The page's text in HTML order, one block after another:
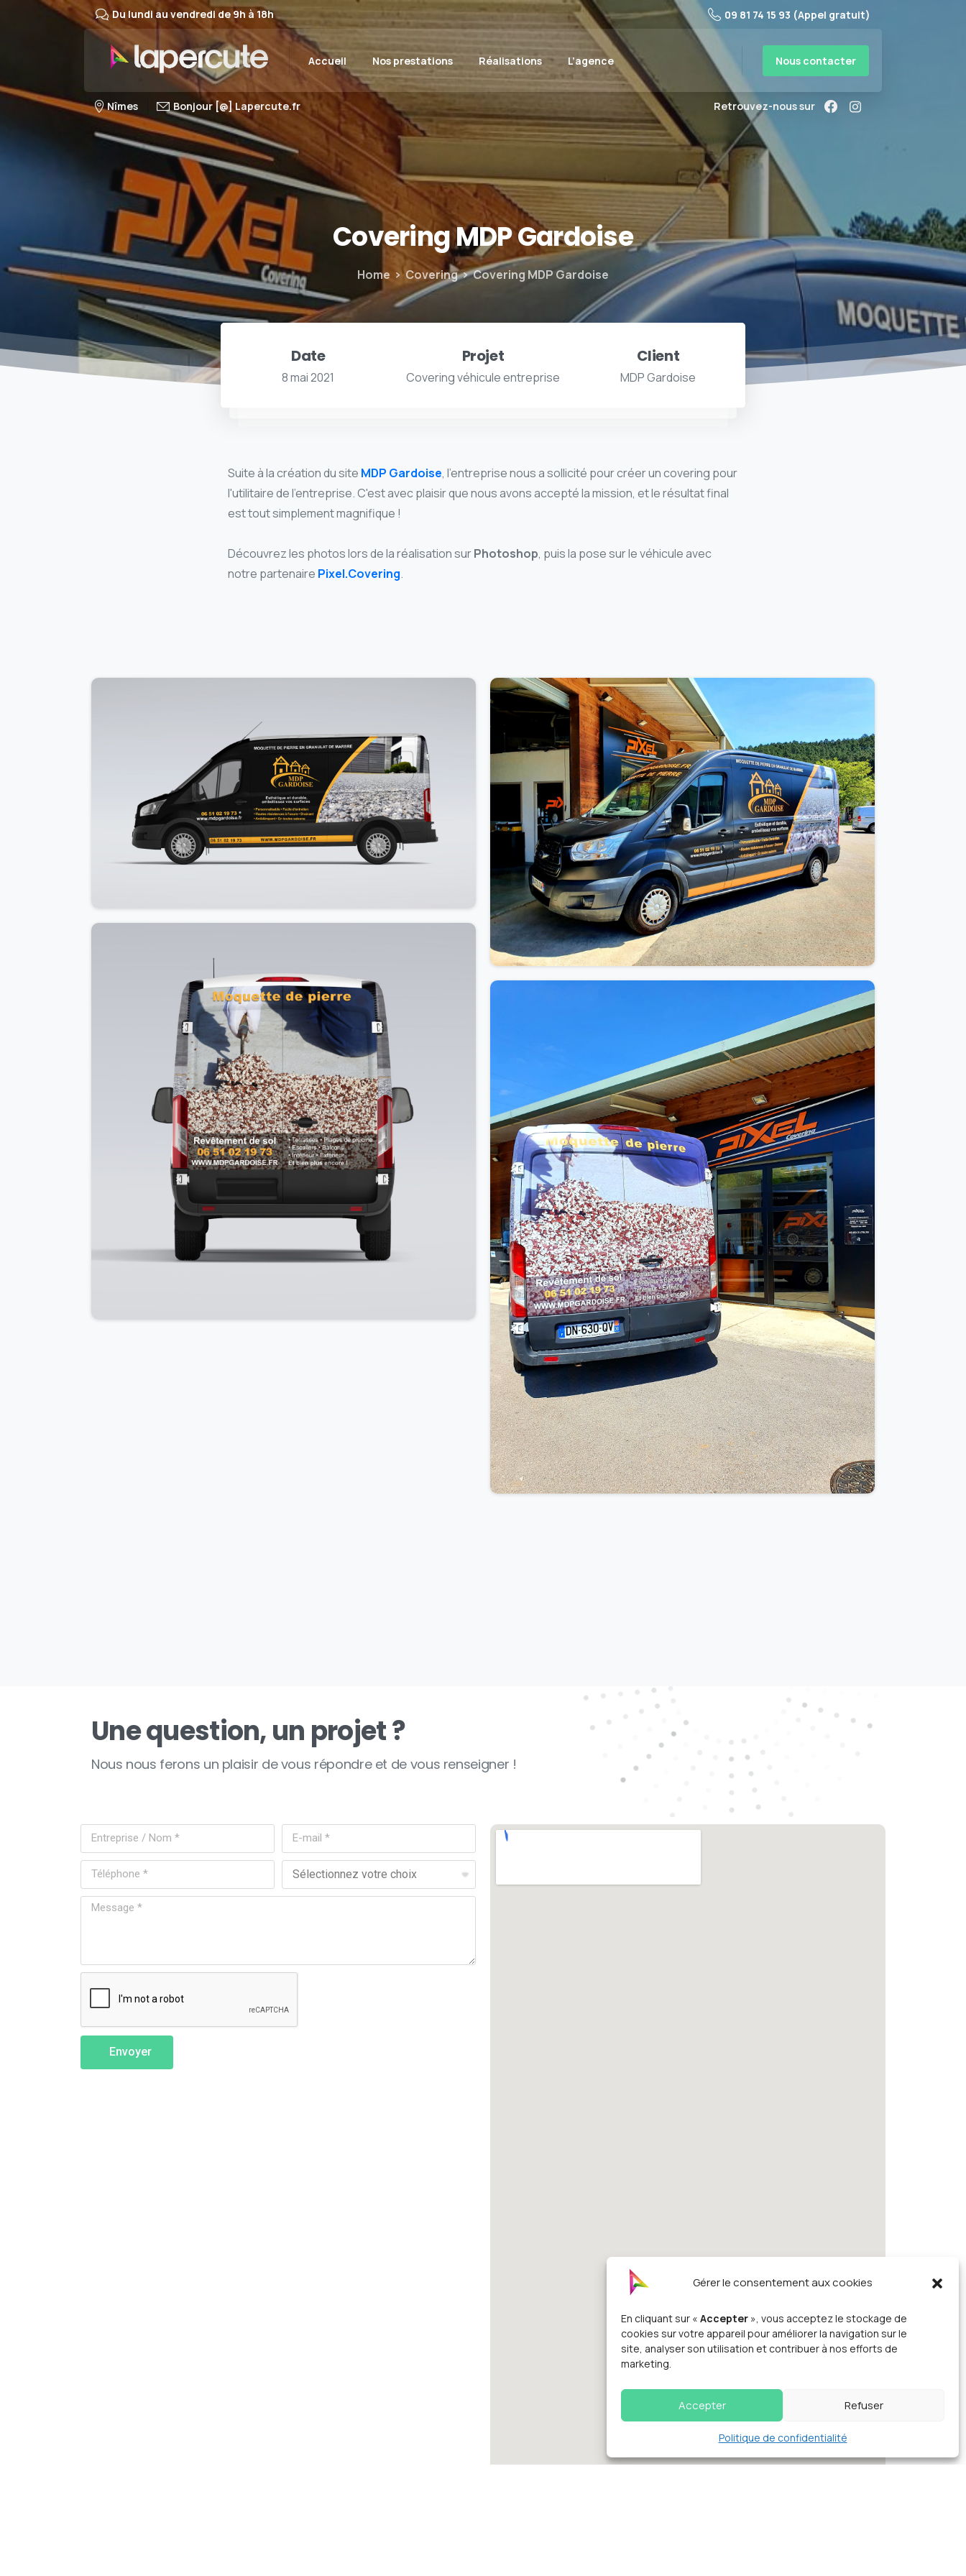
Gérer le consentement aux cookies
En cliquant sur « Accepter », vous acceptez le stockage de
cookies sur votre appareil pour améliorer la navigation sur le
site, analyser son utilisation et contribuer à nos efforts de
marketing.
Accepter Refuser
Politique de confidentialité
Du lundi au vendredi de 9h à 18h 09 81 74 15 93 (Appel gratuit)
Accueil Nos prestations Réalisations L’agence Nous contacter
Nîmes Bonjour [@] Lapercute.fr Retrouvez-nous sur
CoveringMDPGardoise
Home Covering Covering MDP Gardoise
Date
8 mai 2021
Projet
Covering véhicule entreprise
Client
MDP Gardoise
Suite à la création du site MDP Gardoise, l'entreprise nous a sollicité pour créer un covering pour
l'utilitaire de l'entreprise. C'est avec plaisir que nous avons accepté la mission, et le résultat final
est tout simplement magnifique !
Découvrez les photos lors de la réalisation surPhotoshop, puis la pose sur le véhicule avec
notre partenaire Pixel.Covering.
Une question, un projet ?
Nous nous ferons un plaisir de vous répondre et de vous renseigner !
Envoyer